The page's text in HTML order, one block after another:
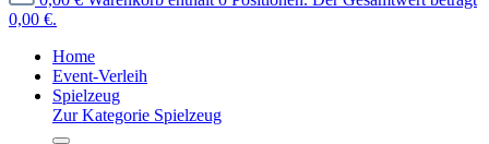
0,00 €.
Home
Event-Verleih
Spielzeug
Zur Kategorie Spielzeug